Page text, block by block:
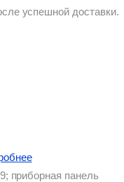
успешной доставки.
приборная панель